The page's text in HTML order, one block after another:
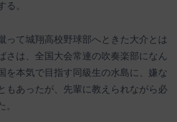
る。
って城翔高校野球部へときた大介とは
さは、全国大会常連の吹奏楽部になん
を本気で目指す同級生の水島に、嫌な
もあったが、先輩に教えられながら必
。